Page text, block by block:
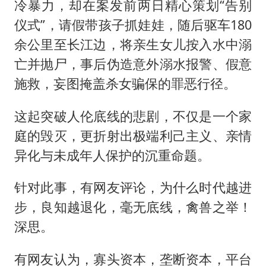
冷暴力，却在案发前两日精心策划“告别
仪式”，请假带孩子抓娃娃，随后驱车180
余公里至长江边，将亲生女儿按入水中溺
亡并抛尸，事后伪造意外溺水报警、假意
施救，妄图掩盖杀女骗保的罪恶行径。
这起突破人伦底线的悲剧，不仅是一个家
庭的毁灭，更折射出极端利己主义、亲情
异化与未成年人保护的沉重命题。
针对此事，有网友评论，为什么时代越进
步，良知越退化，毫无底线，禽兽之举！
深思。
有网友认为，寡头资本，垄断资本，平台